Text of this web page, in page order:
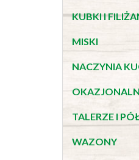
KUBKI I
MISKI
NACZYNIA
TALERZE I
WAZONY